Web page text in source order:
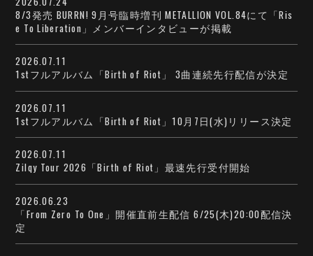
8/3発売 BURRN! 9月号臨時増刊 METALLION VOL.84にて「Ris
e To Liberation」メンバーインタビューが掲載
2026.07.11
1stフルアルバム「Birth of Riot」 3曲連続先行配信が決定
2026.07.11
1stフルアルバム「Birth of Riot」10月7日(水)リリース決定
2026.07.11
Zilqy Tour 2026「Birth of Riot」最速先行受付開始
2026.06.23
「From Zero To One」開催直前生配信 6/25(木)20:00配信決
定